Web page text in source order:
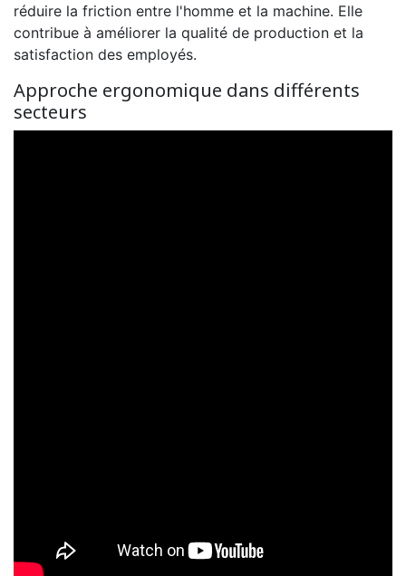
réduire la friction entre l'homme et la machine. Elle
contribue à améliorer la qualité de production et la
satisfaction des employés.
Approche ergonomique dans différents
secteurs